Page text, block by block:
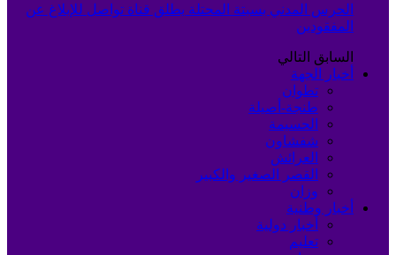
الحرس المدني بسبتة المحتلة يطلق قناة تواصل للإبلاغ عن
المفقودين
السابق التالي
أخبار الجهة
تطوان
طنجة-أصيلة
الحسيمة
شفشاون
العرائش
القصر الصغير والكبير
وزان
أخبار وطنية
أخبار دولية
تعليم